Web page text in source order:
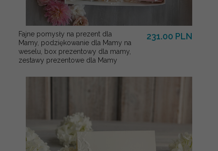
Fajne pomysły na prezent dla
Mamy, podziękowanie dla Mamy na
weselu, box prezentowy dla mamy,
zestawy prezentowe dla Mamy
231.00 PLN